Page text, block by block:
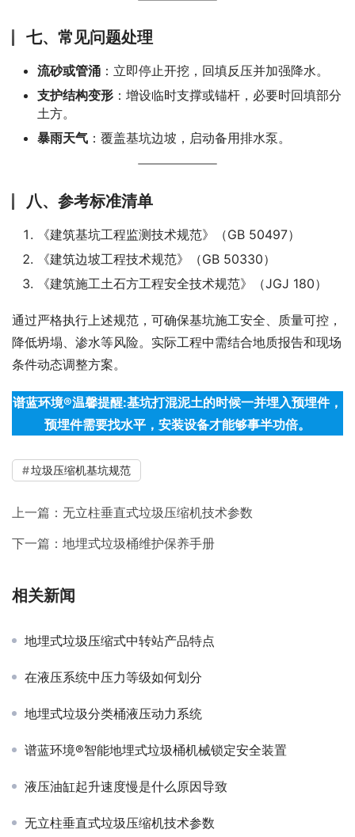
七、常见问题处理
流砂或管涌 ：立即停止开挖，回填反压并加强降水。
支护结构变形 ：增设临时支撑或锚杆，必要时回填部分
土方。
暴雨天气 ：覆盖基坑边坡，启动备用排水泵。
八、参考标准清单
《建筑基坑工程监测技术规范》（GB 50497）
《建筑边坡工程技术规范》（GB 50330）
《建筑施工土石方工程安全技术规范》（JGJ 180）
通过严格执行上述规范，可确保基坑施工安全、质量可控，
降低坍塌、渗水等风险。实际工程中需结合地质报告和现场
条件动态调整方案。
谱蓝环境®温馨提醒:基坑打混泥土的时候一并埋入预埋件，
预埋件需要找水平，安装设备才能够事半功倍。
垃圾压缩机基坑规范
上一篇： 无立柱垂直式垃圾压缩机技术参数
下一篇： 地埋式垃圾桶维护保养手册
相关新闻
地埋式垃圾压缩式中转站产品特点
在液压系统中压力等级如何划分
地埋式垃圾分类桶液压动力系统
谱蓝环境®智能地埋式垃圾桶机械锁定安全装置
液压油缸起升速度慢是什么原因导致
无立柱垂直式垃圾压缩机技术参数